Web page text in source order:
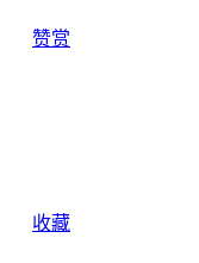
赞赏
收藏